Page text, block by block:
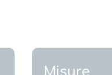
Misure